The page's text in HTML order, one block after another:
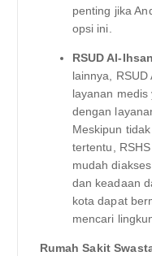
penting jika
opsi ini.
RSUD Al-
lainnya,
layanan
dengan
Meskipun
tertentu,
mudah
dan keadaan
kota dapat
mencari
Rumah Sakit